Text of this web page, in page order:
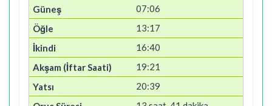
07:06
13:17
16:40
19:21
20:39